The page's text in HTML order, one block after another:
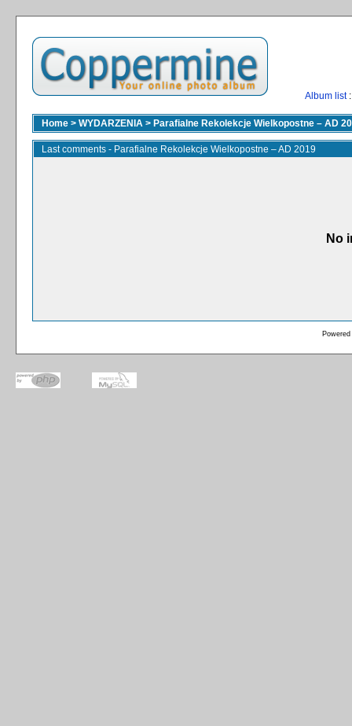
Album list
Home > WYDARZENIA > Parafialne Rekolekcje Wielkopostne – AD
Last comments - Parafialne Rekolekcje Wielkopostne – AD 2019
No